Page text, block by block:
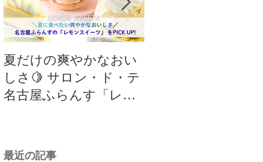
夏だけの爽やかなおい
しさ🍋 サロン・ド・テ
名古屋ふらんす「レモ
最近の記事